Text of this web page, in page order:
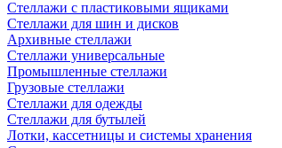
Стеллажи с пластиковыми ящиками
Стеллажи для шин и дисков
Архивные стеллажи
Стеллажи универсальные
Промышленные стеллажи
Грузовые стеллажи
Стеллажи для одежды
Стеллажи для бутылей
Лотки, кассетницы и системы хранения